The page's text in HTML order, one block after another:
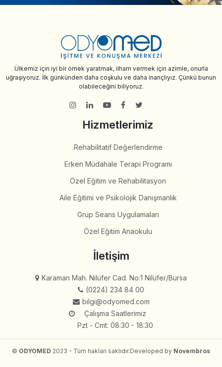
Ülkemiz için iyi bir örnek yaratmak, ilham vermek için azimle, onurla
uğraşıyoruz. İlk günkünden daha coşkulu ve daha inançlıyız. Çünkü bunun
olabileceğini biliyoruz.
Hizmetlerimiz
Rehabilitatif Değerlendirme
Erken Müdahale Terapi Programı
Özel Eğitim ve Rehabilitasyon
Aile Eğitimi ve Psikolojik Danışmanlık
Grup Seans Uygulamaları
Özel Eğitim Anaokulu
İletişim
Karaman Mah. Nilüfer Cad. No:1 Nilüfer/Bursa
(0224) 234 84 00
bilgi@odyomed.com
Çalışma Saatlerimiz
Pzt - Cmt: 08:30 - 18:30
© ODYOMED 2023 - Tüm hakları saklıdır.Developed by Novembros